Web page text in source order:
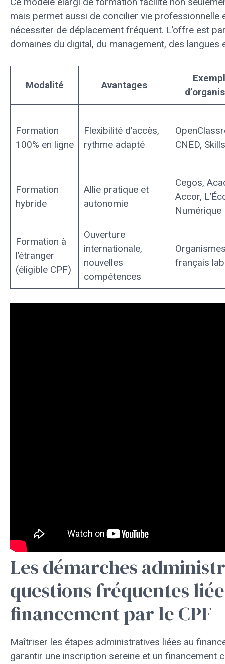
mais permet aussi de concilier vie
nécessiter de déplacement fréquent. L’offre est
domaines du digital, du management, des
Modalité Avantages
Formation
100% en ligne
Flexibilité d’accès,
rythme adapté
CNED,
Formation
hybride
Allie pratique et
autonomie
Cegos,
Accor,
Numérique
Formation à
l’étranger
(éligible CPF)
Ouverture
internationale,
nouvelles
compétences
français
Les démarches
questions fréquentes
financement par le CPF
Maîtriser les étapes administratives liées au
garantir une inscription sereine et un financement